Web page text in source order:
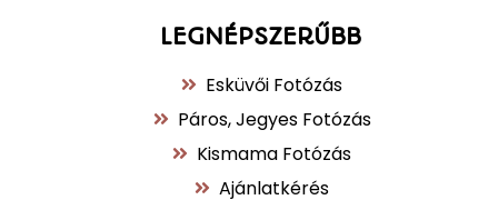
LEGNÉPSZERŰBB
Esküvői Fotózás
Páros, Jegyes Fotózás
Kismama Fotózás
Ajánlatkérés